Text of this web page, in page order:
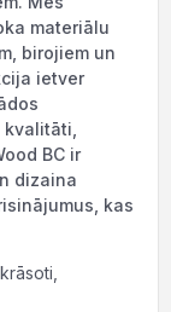
materiālu
birojiem un
ietver
BC ir
dizaina
kas